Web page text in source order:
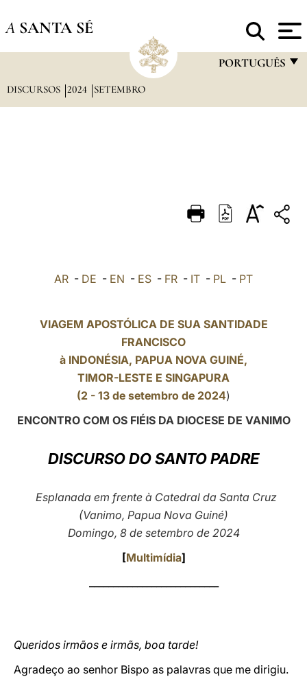
A SANTA SÉ
PORTUGUÊS
DEUTSCH
العربيّة
LATINE
DISCURSOS 2024 SETEMBRO
AR - DE - EN - ES - FR - IT - PL - PT
VIAGEM APOSTÓLICA DE SUA SANTIDADE
FRANCISCO
à INDONÉSIA, PAPUA NOVA GUINÉ,
TIMOR-LESTE E SINGAPURA
(2 - 13 de setembro de 2024)
ENCONTRO COM OS FIÉIS DA DIOCESE DE VANIMO
DISCURSO DO SANTO PADRE
Esplanada em frente à Catedral da Santa Cruz
(Vanimo, Papua Nova Guiné)
Domingo, 8 de setembro de 2024
[Multimídia]
Queridos irmãos e irmãs, boa tarde!
Agradeço ao senhor Bispo as palavras que me dirigiu.